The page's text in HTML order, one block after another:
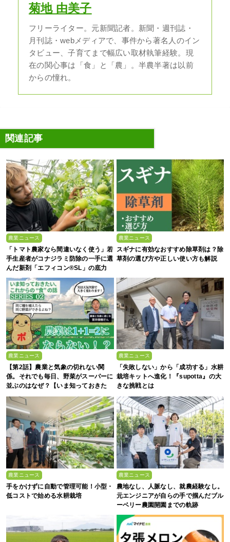
菊地 由美子
フリーライター。元新聞記者。新聞・週刊誌・
月刊誌・webメディアで、事件から著名人のイン
タビュー、子育てまで幅広い取材執筆経験。現
在の関心事は「食」と「農」。半農半著は以前
からの憧れ。
関連記事
農業ニュース
「トマト農家なら間違いなく使う」若
手生産者がコナジラミ防除の一手に選
んだ新剤「エフィコン®SL」の底力
農業ニュース
スギナに有効なおすすめ除草剤は？除
草剤の選び方や正しい使い方も解説
農業ニュース
【第2話】農業と気象の切れない関
係。それでも毎日、野菜がスーパーに
並ぶのはなぜ？【いま知っておきた
い、これからの”食”の話】
農業ニュース
「失敗しない」から「成功する」水耕
栽培キットへ進化！『supotta』の大
きな挑戦とは
農業ニュース
手をかけずに自動で管理可能！小型・
低コストで始める水耕栽培
農業ニュース
農地なし、人脈なし、就農経験なし。
元エンジニアが自らの手で掴んだブル
ーベリー農園開園までの軌跡